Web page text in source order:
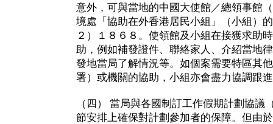
意外，可與當地的中國大使館／總領事館
境處「協助在外香港居民小組」（小組）
２）１８６８。使領館及小組在接獲求助
助，例如補發證件、聯絡家人、介紹當地
發地當局了解情況等。如個案需要特區其
署）或機關的協助，小組亦會盡力協調跟
（四） 當局與各國制訂工作假期計劃協議
節安排上確保對計劃參加者的保障。但由